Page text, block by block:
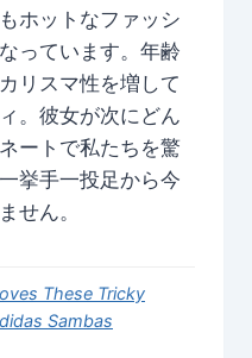
ホットなファッシ
っています。年齢
リスマ性を増して
。彼女が次にどん
ートで私たちを驚
挙手一投足から今
せん。
These Tricky
Sambas